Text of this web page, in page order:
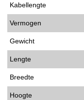
Kabellengte
Vermogen
Gewicht
Lengte
Breedte
Hoogte